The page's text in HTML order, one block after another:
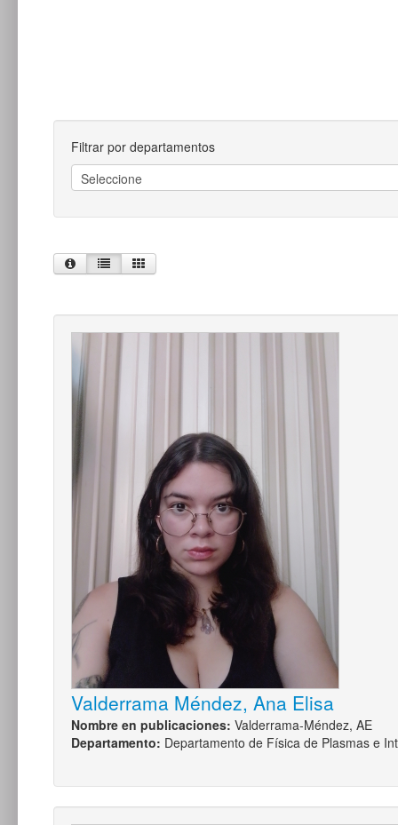
Filtrar por departamentos
Valderrama Méndez, Ana Elisa
Nombre en publicaciones: Valderrama-Méndez, AE
Departamento: Departamento de Física de Plasmas e